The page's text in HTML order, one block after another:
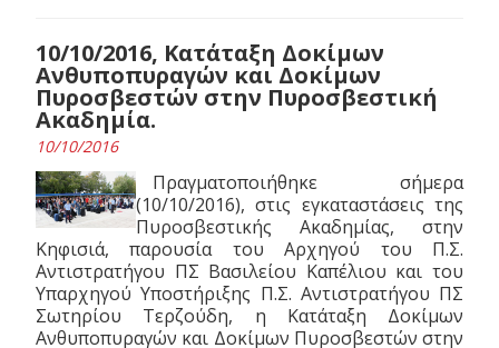
10/10/2016, Κατάταξη Δοκίμων
Ανθυποπυραγών και Δοκίμων
Πυροσβεστών στην Πυροσβεστική
Ακαδημία.
10/10/2016
Πραγματοποιήθηκε σήμερα
(10/10/2016), στις εγκαταστάσεις της
Πυροσβεστικής Ακαδημίας, στην
Κηφισιά, παρουσία του Αρχηγού του Π.Σ.
Αντιστρατήγου ΠΣ Βασιλείου Καπέλιου και του
Υπαρχηγού Υποστήριξης Π.Σ. Αντιστρατήγου ΠΣ
Σωτηρίου Τερζούδη, η Κατάταξη Δοκίμων
Ανθυποπυραγών και Δοκίμων Πυροσβεστών στην